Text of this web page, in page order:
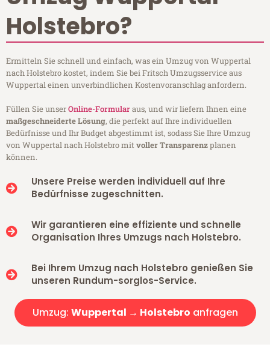
Holstebro?
Ermitteln Sie schnell und einfach, was ein Umzug von Wuppertal
nach Holstebro kostet, indem Sie bei Fritsch Umzugsservice aus
Wuppertal einen unverbindlichen Kostenvoranschlag anfordern.
Füllen Sie unserOnline-Formularaus, und wir liefern Ihnen eine
maßgeschneiderte Lösung, die perfekt auf Ihre individuellen
Bedürfnisse und Ihr Budget abgestimmt ist, sodass Sie Ihre Umzug
von Wuppertal nach Holstebro mitvoller Transparenzplanen
können.
Unsere Preise werden individuell auf Ihre
Bedürfnisse zugeschnitten.
Wir garantieren eine effiziente und schnelle
Organisation Ihres Umzugs nach Holstebro.
Bei Ihrem Umzug nach Holstebro genießen Sie
unseren Rundum-sorglos-Service.
Umzug: Wuppertal → Holstebro anfragen